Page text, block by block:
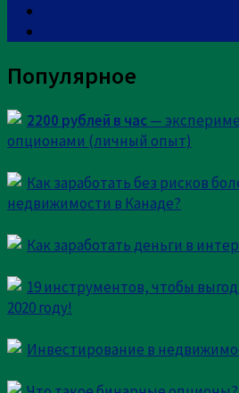
5 августа, 2016 в 05:18
Спасибо за Ваш опыт, но не
продолжить
инвестирования, хотелось
больше информации о нем.
[Ответить]
Ответить
Сержо:
12 августа, 2016 в 18:12
К сожалению, очеень не
Популярное
2200 рублей в час—
опционами (личный опыт)
Как заработать без рисков
недвижимости в Канаде?
Как заработать деньги в
19 инструментов, чтобы
2020 году!
Инвестирование в